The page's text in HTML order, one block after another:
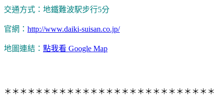
交通方式：地鐵難波駅步行5分
官網： http://www.daiki-suisan.co.jp/
地圖連結： 點我看 Google Map
＊＊＊＊＊＊＊＊＊＊＊＊＊＊＊＊＊＊＊＊＊＊＊＊＊＊＊